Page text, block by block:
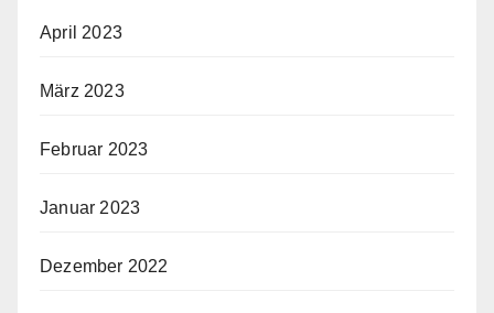
April 2023
März 2023
Februar 2023
Januar 2023
Dezember 2022